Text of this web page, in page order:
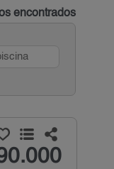
encontrados